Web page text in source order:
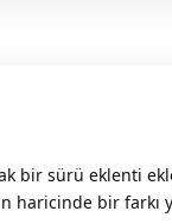
bir sürü eklenti
haricinde bir